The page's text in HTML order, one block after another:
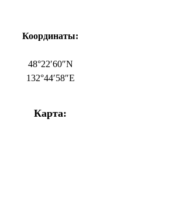
Координаты:
48°22′60″N
132°44′58″E
Карта: